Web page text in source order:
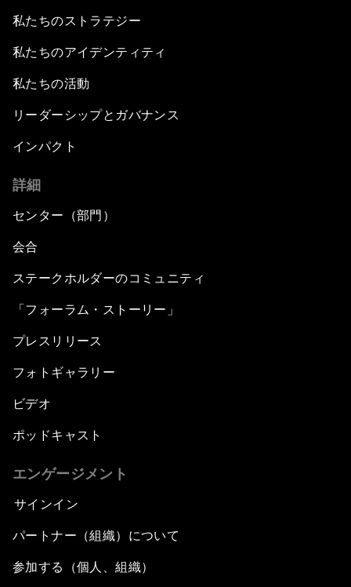
私たちのストラテジー
私たちのアイデンティティ
私たちの活動
リーダーシップとガバナンス
インパクト
詳細
センター（部門）
会合
ステークホルダーのコミュニティ
「フォーラム・ストーリー」
プレスリリース
フォトギャラリー
ビデオ
ポッドキャスト
エンゲージメント
サインイン
パートナー（組織）について
参加する（個人、組織）